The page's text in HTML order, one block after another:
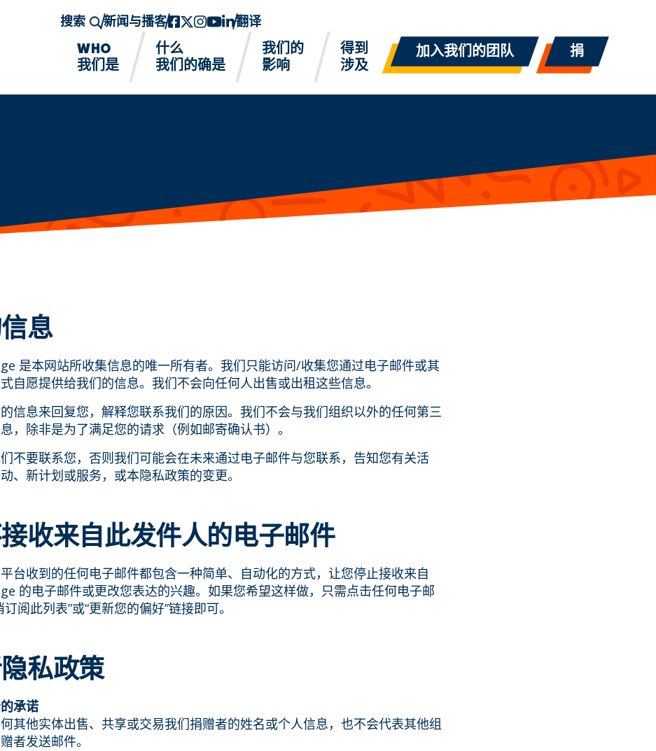
搜索 新闻与播客Facebook
twitter-x
Instagram的
YouTube
领英翻译
WHO
我们是
什么
我们的确是
我们的
影响
得到
涉及
加入我们的团队 捐
息
是本网站所收集信息的唯一所有者。我们只能访问/收集您通过电子邮件或其
自愿提供给我们的信息。我们不会向任何人出售或出租这些信息。
信息来回复您，解释您联系我们的原因。我们不会与我们组织以外的任何第三
，除非是为了满足您的请求（例如邮寄确认书）。
不要联系您，否则我们可能会在未来通过电子邮件与您联系，告知您有关活
、新计划或服务，或本隐私政策的变更。
收来自此发件人的电子邮件
台收到的任何电子邮件都包含一种简单、自动化的方式，让您停止接收来自
的电子邮件或更改您表达的兴趣。如果您希望这样做，只需点击任何电子邮
阅此列表”或“更新您的偏好”链接即可。
私政策
承诺
其他实体出售、共享或交易我们捐赠者的姓名或个人信息，也不会代表其他组
者发送邮件。